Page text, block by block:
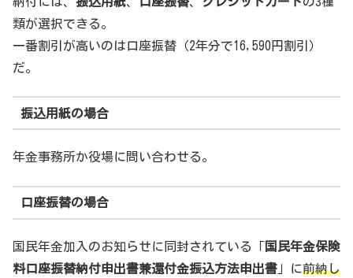
類が選択できる。
一番割引が高いのは口座振替（2年分で16,590円割引）
だ。
振込用紙の場合
年金事務所か役場に問い合わせる。
口座振替の場合
国民年金加入のお知らせに同封されている「 国民年金保険
料口座振替納付申出書兼還付金振込方法申出書 」に前納し